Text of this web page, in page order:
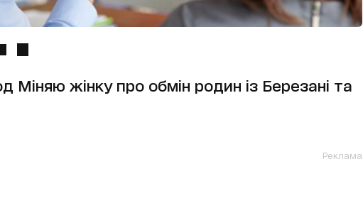
Міняю жінку про обмін родин із Березані та
Реклама